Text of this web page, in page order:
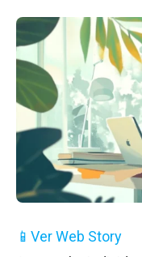
📱 Ver Web Story